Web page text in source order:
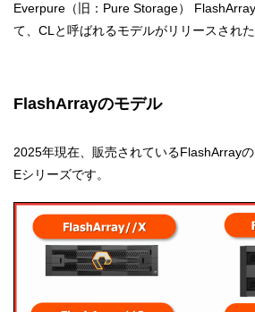
Everpure（旧：Pure Storage）
て、CLと呼ばれるモデルがリリースされ
FlashArrayのモデル
2025年現在、販売されているFlashArray
Eシリーズです。